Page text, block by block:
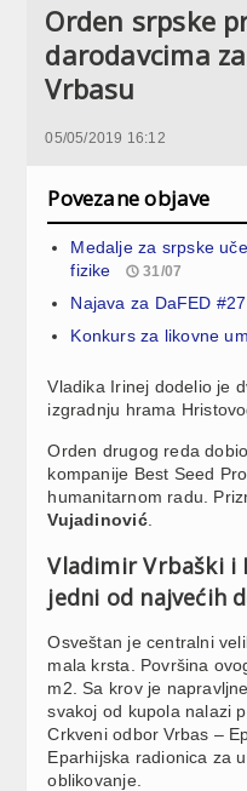
Orden srpske
darodavcima
Vrbasu
05/05/2019 16:12
Povezane objave
Medalje za srpske
fizike
31/07
Najava za DaFED #27
Konkurs za likovne
Vladika Irinej dodelio je
izgradnju hrama
Orden drugog reda
kompanije Best Seed
humanitarnom radu.
Vujadinović.
Vladimir Vrbaški i
jedni od najvećih
Osveštan je centralni
mala krsta. Površina
m2. Sa krov je
svakoj od kupola nalazi
Crkveni odbor Vrbas –
Eparhijska radionica za
oblikovanje.